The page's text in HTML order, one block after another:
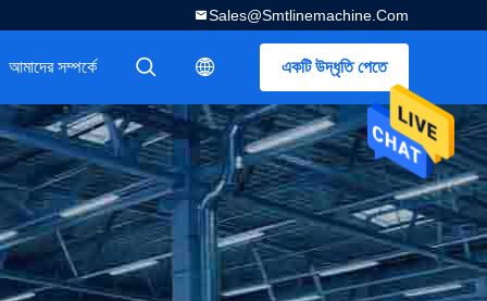
Sales@smtlinemachine.com
একটি উদ্ধৃতি পেতে
描述
描述
আমাদের সম্পর্কে